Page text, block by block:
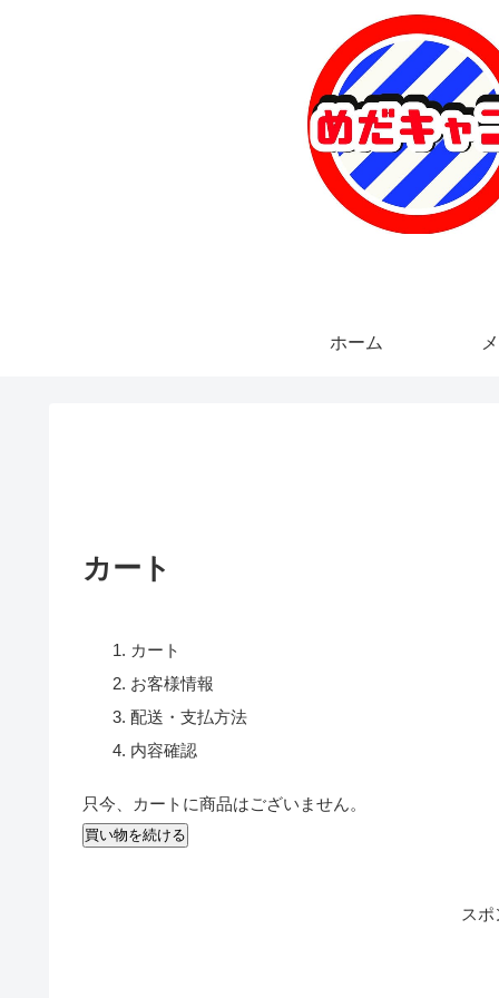
ホーム
カート
カート
お客様情報
配送・支払方法
内容確認
只今、カートに商品はございません。
ス